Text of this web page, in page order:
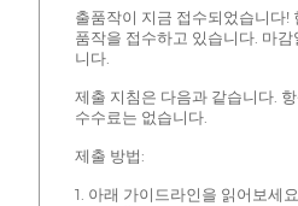
출품작이 지금 접수되었습니다!
품작을 접수하고 있습니다. 마감
니다.
제출 지침은 다음과 같습니다.
수수료는 없습니다.
제출 방법:
1. 아래 가이드라인을 읽어보세요.